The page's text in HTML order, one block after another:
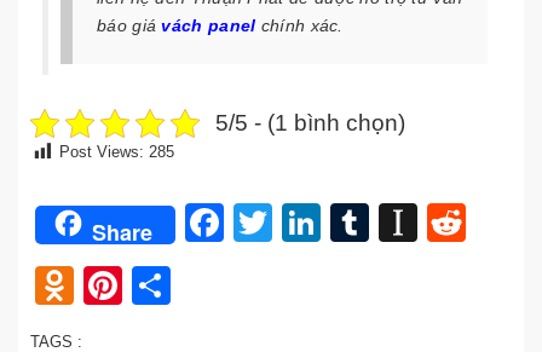
báo giávách panel chính xác.
5/5 - (1 bình chọn)
Post Views: 285
Share Facebook
TwitterLinkedIn
Tumblr
Odnoklassniki
Pinterest
TAGS :